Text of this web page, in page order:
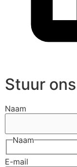
Stuur
Naam
Naam
E-mail